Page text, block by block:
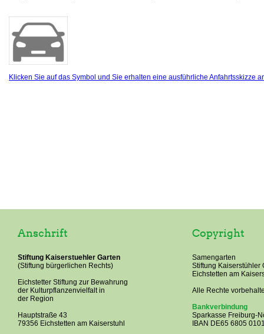
Klicken Sie auf das Symbol und Sie erhalten eine ausführliche Anfahrtsskizze
Anschrift Copyright
Stiftung Kaiserstuehler Garten
(Stiftung bürgerlichen Rechts)
Eichstetter Stiftung zur Bewahrung
der Kulturpflanzenvielfalt in
der Region
Hauptstraße 43
79356 Eichstetten am Kaiserstuhl
Samengarten
Stiftung Kaiserstühler
Eichstetten am
Alle Rechte
Bankverbindung
Sparkasse Freiburg-
IBAN DE65 6805